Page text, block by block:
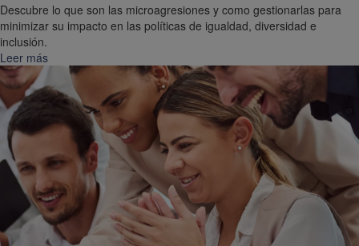
Descubre lo que son las microagresiones y como gestionarlas para
minimizar su impacto en las políticas de igualdad, diversidad e
inclusión.
Leer más